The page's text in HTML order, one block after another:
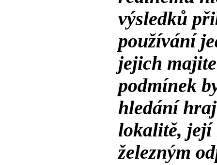
výsledků
používání
jejich
podmínek
hledání
lokalitě, její
železným